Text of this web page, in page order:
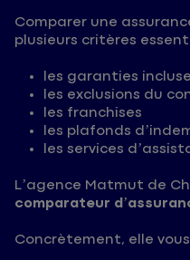
Comparer une
plusieurs critères
les garanties
les exclusions du
les franchises
les plafonds
les services
L’agence Matmut de
comparateur
Concrètement, elle